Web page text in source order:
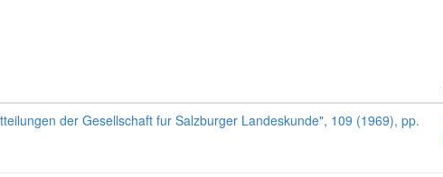
der Gesellschaft fur Salzburger Landeskunde", 109 (1969), pp.